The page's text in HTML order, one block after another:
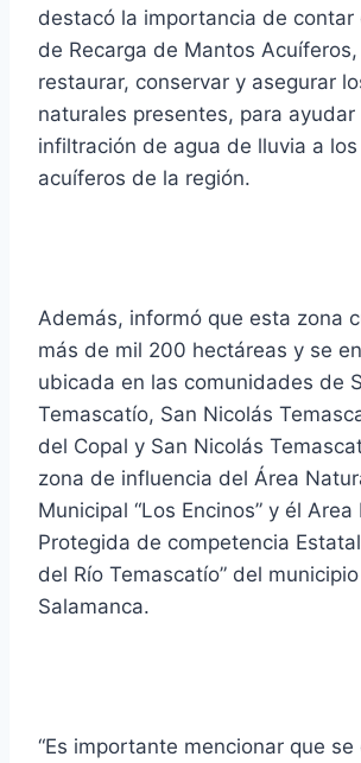
destacó la importancia de contar
de Recarga de Mantos
restaurar, conservar y asegurar
naturales presentes, para ayudar
infiltración de agua de lluvia a
acuíferos de la región.
Además, informó que esta zona
más de mil 200 hectáreas y se
ubicada en las comunidades de
Temascatío, San Nicolás
del Copal y San Nicolás
zona de influencia del Área
Municipal “Los Encinos” y él Area
Protegida de competencia
del Río Temascatío” del
Salamanca.
“Es importante mencionar que